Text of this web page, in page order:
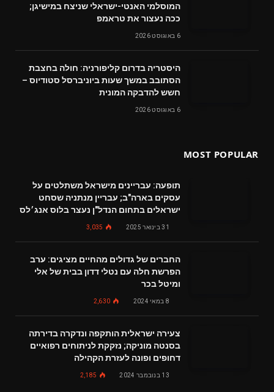
המוסלמי האנטי-ישראלי שניצח במישיגן;
ככה נעצור את טראמפ
6 באוגוסט 2026
היסטריה בדרום קליפורניה: חולה בחצבת
הסתובב במשך שעות ביוניברסל סטודיוס –
חשש להדבקה המונית
6 באוגוסט 2026
MOST POPULAR
תופעה: עבריינים מישראל משתלטים על
עסקים בארה"ב; עבריין מנתניה שסחט
ישראלים בתחום הנדל"ן נעצר בלוס אנג׳לס
31 בינואר 2025 3,035
החברים של גדולים מהחיים מציגים: ערב
הפרשת חלה עם נטלי דדון בבית של אלי
ומיטל בכר
8 במאי 2024 2,630
צעירה ישראלית הותקפה ונדקרה בדירתה
בסנטה מוניקה; נזקקת לניתוחים רפואיים
דחופים ופונה לעזרת הקהילה
13 בנובמבר 2024 2,185